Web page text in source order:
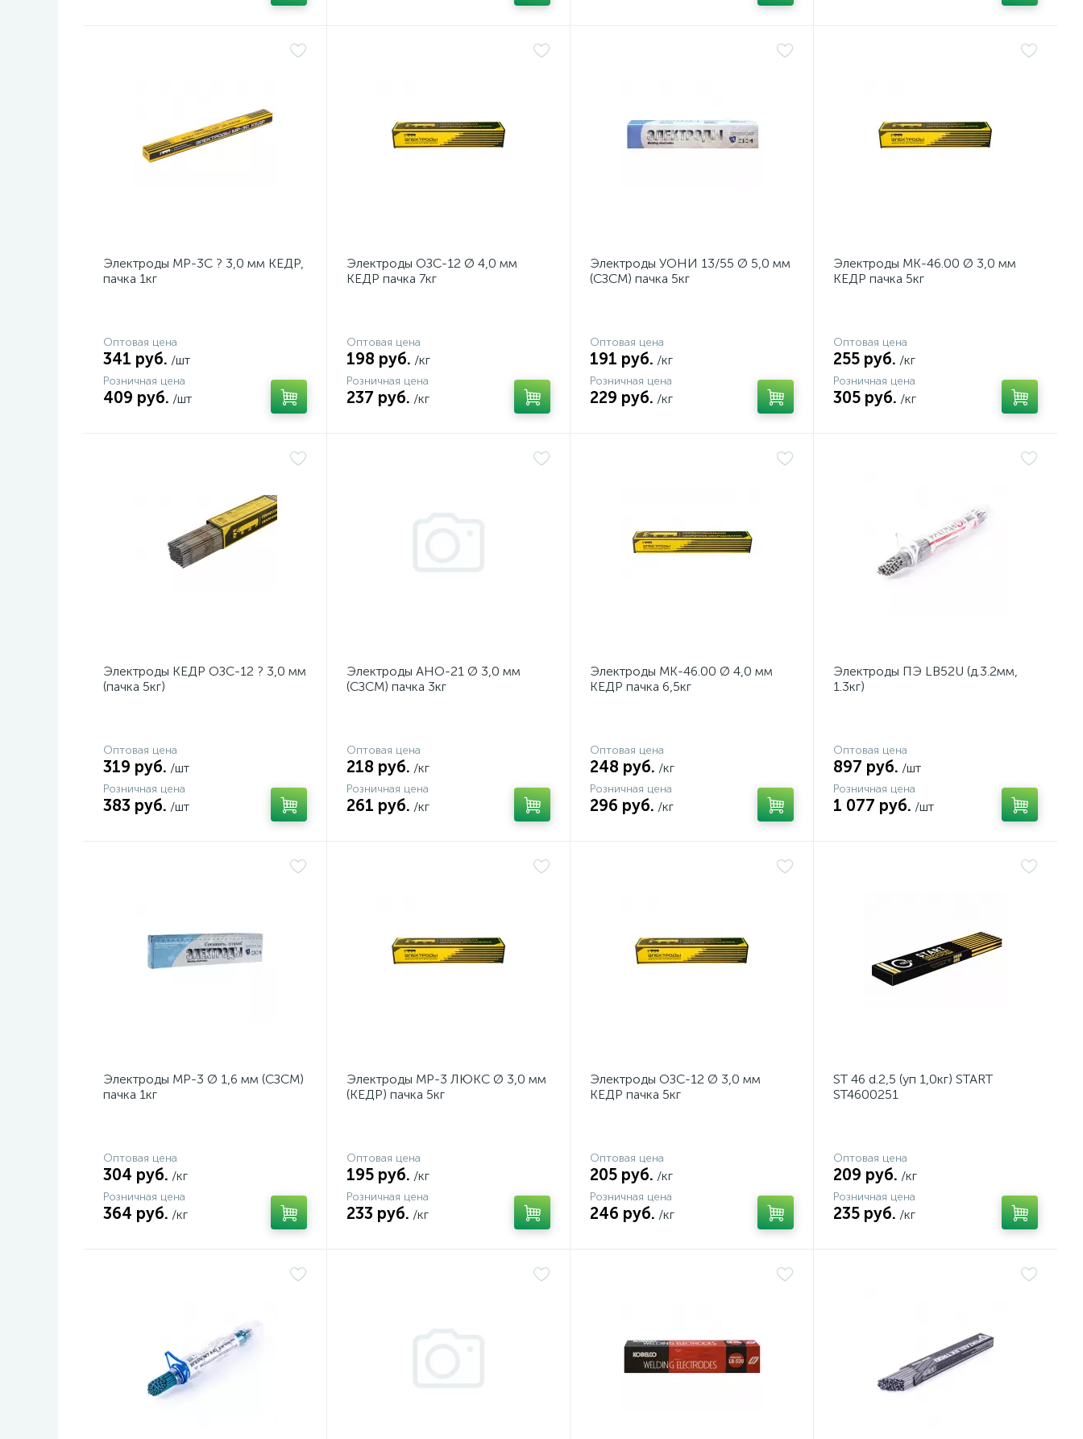
Электроды МР-3С ? 3,0 мм КЕДР,
пачка 1кг
Оптовая цена
341 руб. /шт
Розничная цена
409 руб. /шт
Электроды ОЗС-12 Ø 4,0 мм
КЕДР пачка 7кг
Оптовая цена
198 руб. /кг
Розничная цена
237 руб. /кг
Электроды УОНИ 13/55 Ø 5,0 мм
(СЗСМ) пачка 5кг
Оптовая цена
191 руб. /кг
Розничная цена
229 руб. /кг
Электроды МК-46.00 Ø 3,0 мм
КЕДР пачка 5кг
Оптовая цена
255 руб. /кг
Розничная цена
305 руб. /кг
Электроды КЕДР ОЗС-12 ? 3,0 мм
(пачка 5кг)
Оптовая цена
319 руб. /шт
Розничная цена
383 руб. /шт
Электроды АНО-21 Ø 3,0 мм
(СЗСМ) пачка 3кг
Оптовая цена
218 руб. /кг
Розничная цена
261 руб. /кг
Электроды МК-46.00 Ø 4,0 мм
КЕДР пачка 6,5кг
Оптовая цена
248 руб. /кг
Розничная цена
296 руб. /кг
Электроды ПЭ LB52U (д.3.2мм,
1.3кг)
Оптовая цена
897 руб. /шт
Розничная цена
1 077 руб. /шт
Электроды МР-3 Ø 1,6 мм (СЗСМ)
пачка 1кг
Оптовая цена
304 руб. /кг
Розничная цена
364 руб. /кг
Электроды МР-3 ЛЮКС Ø 3,0 мм
(КЕДР) пачка 5кг
Оптовая цена
195 руб. /кг
Розничная цена
233 руб. /кг
Электроды ОЗС-12 Ø 3,0 мм
КЕДР пачка 5кг
Оптовая цена
205 руб. /кг
Розничная цена
246 руб. /кг
ST 46 d.2,5 (уп 1,0кг) START
ST4600251
Оптовая цена
209 руб. /кг
Розничная цена
235 руб. /кг